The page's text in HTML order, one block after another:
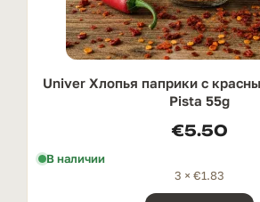
Univer Хлопья паприки с
Pista 55g
€5.50
В наличии
3 × €1.83